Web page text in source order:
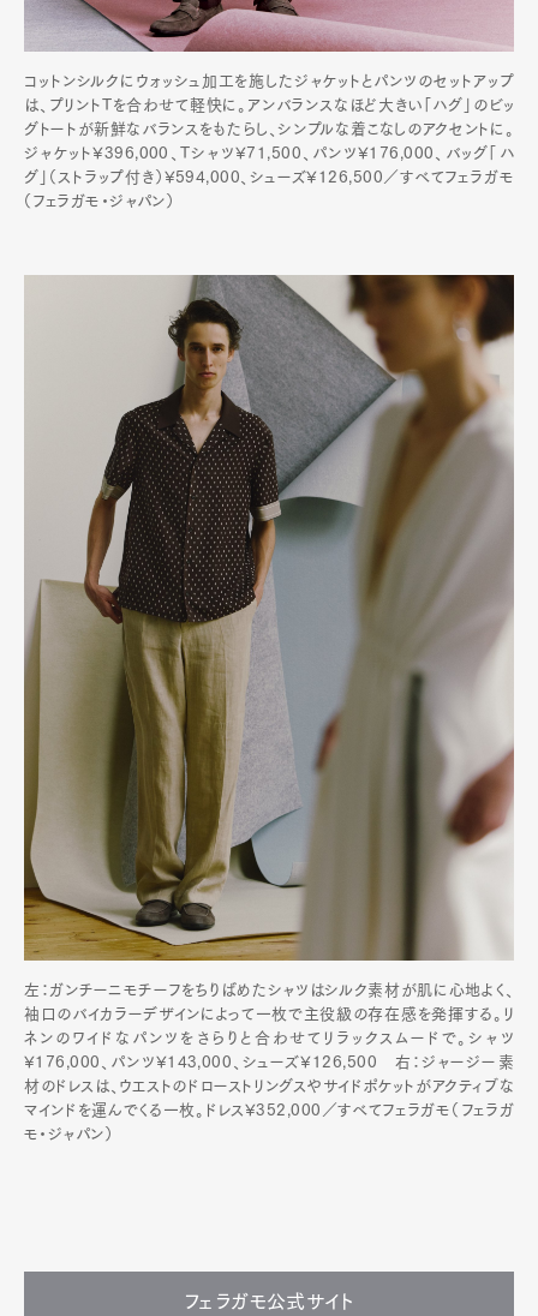
コットンシルクにウォッシュ加工を施したジャケットとパンツのセットアップ
は、プリントTを合わせて軽快に。アンバランスなほど大きい「ハグ」のビッ
グトートが新鮮なバランスをもたらし、シンプルな着こなしのアクセントに。
ジャケット¥396,000、Tシャツ¥71,500、パンツ¥176,000、バッグ「ハ
グ」（ストラップ付き）¥594,000、シューズ¥126,500／すべてフェラガモ
（フェラガモ・ジャパン）
左：ガンチーニモチーフをちりばめたシャツはシルク素材が肌に心地よく、
袖口のバイカラーデザインによって一枚で主役級の存在感を発揮する。リ
ネンのワイドなパンツをさらりと合わせてリラックスムードで。シャツ
¥176,000、パンツ¥143,000、シューズ¥126,500 右：ジャージー素
材のドレスは、ウエストのドローストリングスやサイドポケットがアクティブな
マインドを運んでくる一枚。ドレス¥352,000／すべてフェラガモ（フェラガ
モ・ジャパン）
フェラガモ公式サイト